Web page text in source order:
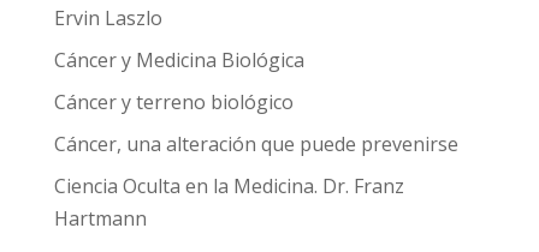
Ervin Laszlo
Cáncer y Medicina Biológica
Cáncer y terreno biológico
Cáncer, una alteración que puede prevenirse
Ciencia Oculta en la Medicina. Dr. Franz
Hartmann